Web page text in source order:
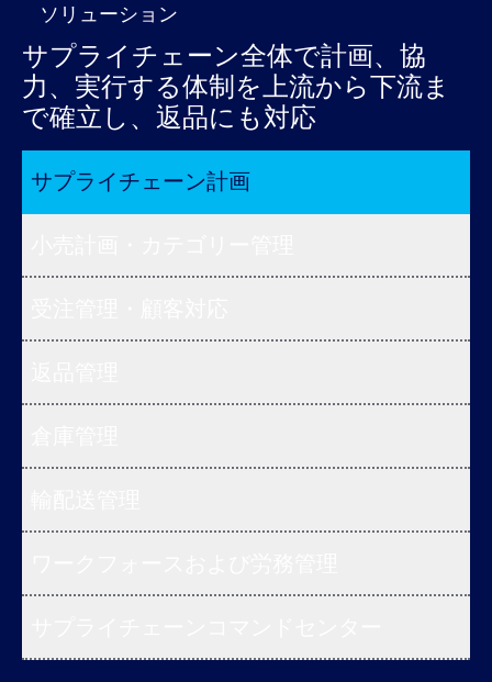
ソリューション
サプライチェーン全体で計画、協
力、実行する体制を上流から下流ま
で確立し、返品にも対応
サプライチェーン計画